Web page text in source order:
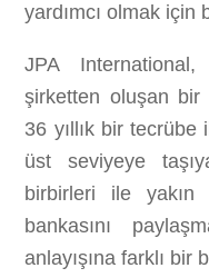
yardımcı olmak
JPA
şirketten oluşan bir
36 yıllık bir tecrübe
üst seviyeye
birbirleri ile yakın
bankasını
anlayışına farklı bir